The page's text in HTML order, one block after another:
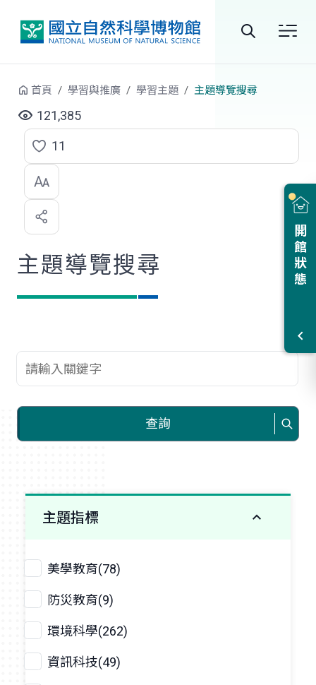
站
尋
開館狀態
首頁 學習與推廣 學習主題 主題導覽搜尋
121,385
點
選
喜
歡
11
主題導覽搜尋
查詢關鍵字
查詢
主題指標
美學教育(78)
防災教育(9)
環境科學(262)
資訊科技(49)